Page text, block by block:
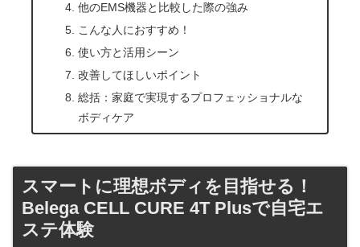
他のEMS機器と比較した際の強み
こんな人におすすめ！
使い方と活用シーン
改善してほしいポイント
総括：家庭で実現するプロフェッショナルな
ボディケア
スマートに理想ボディを目指せる！
Belega CELL CURE 4T Plusで自宅エ
ステ体験